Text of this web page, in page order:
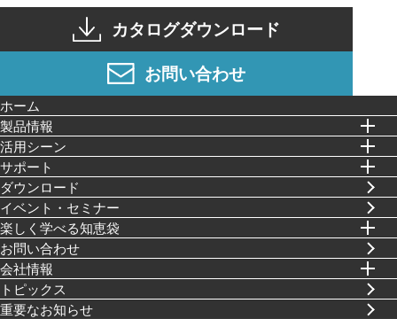
カタログダウンロード
お問い合わせ
ホーム
製品情報
活⽤シーン
イベント・セミナー
楽しく学べる知恵袋
サポート
お問い合わせ
ダウンロード
会社情報
トピックス
重要なお知らせ